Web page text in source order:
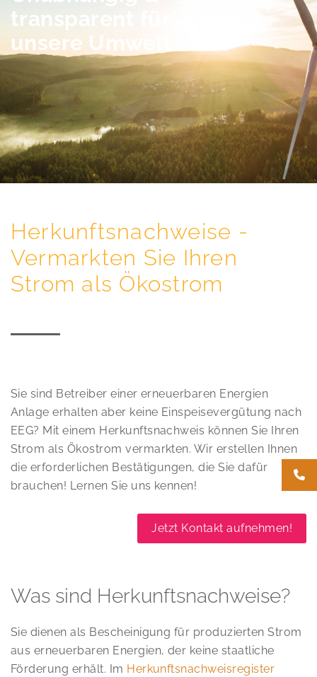
transparent für
unsere Umwelt
Herkunftsnachweise -
Vermarkten Sie Ihren
Strom als Ökostrom
Sie sind Betreiber einer erneuerbaren Energien
Anlage erhalten aber keine Einspeisevergütung nach
EEG? Mit einem Herkunftsnachweis können Sie Ihren
Strom als Ökostrom vermarkten. Wir erstellen Ihnen
die erforderlichen Bestätigungen, die Sie dafür
brauchen! Lernen Sie uns kennen!
Jetzt Kontakt aufnehmen!
Was sind Herkunftsnachweise?
Sie dienen als Bescheinigung für produzierten Strom
aus erneuerbaren Energien, der keine staatliche
Förderung erhält. Im Herkunftsnachweisregister